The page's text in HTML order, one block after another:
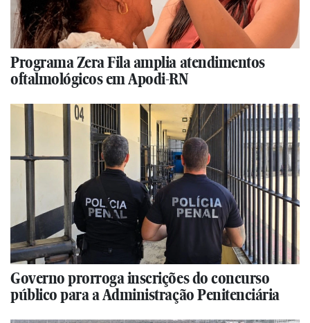
Programa Zera Fila amplia atendimentos
oftalmológicos em Apodi-RN
Governo prorroga inscrições do concurso
público para a Administração Penitenciária